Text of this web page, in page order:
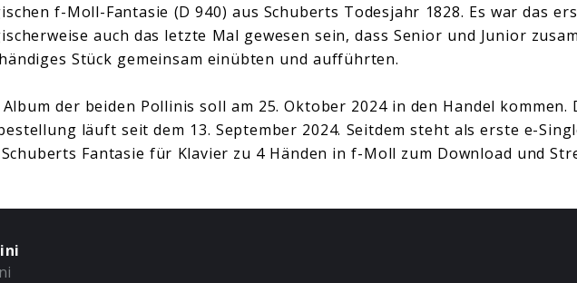
f-Moll-Fantasie (D 940) aus Schuberts Todesjahr 1828. Es war das
auch das letzte Mal gewesen sein, dass Senior und Junior
Stück gemeinsam einübten und aufführten.
Album der beiden Pollinis soll am 25. Oktober 2024 in den Handel kommen.
läuft seit dem 13. September 2024. Seitdem steht als erste e-
Fantasie für Klavier zu 4 Händen in f-Moll zum Download und